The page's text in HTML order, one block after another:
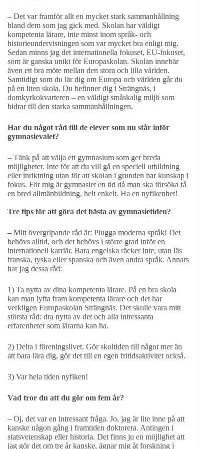
– Det var framför allt en mycket stark sammanhållning
bland dem som jag gick med. Skolan har väldigt
kompetenta lärare, inte minst inom språk- och
historieundervisningen som var mycket bra enligt mig.
Sedan minns jag det internationella fokuset, EU-fokuset,
som är ganska unikt för Europaskolan. Skolan innebär
även ett bra möte mellan den stora och lilla världen.
Samtidigt som du lär dig om Europa och världen går du
på en liten skola. Du befinner dig i Strängnäs, i
domkyrkokvarteren – en väldigt småskalig miljö som
bidrar till den starka sammanhållningen.
Har du något råd till de elever som nu står inför
gymnasievalet?
– Tänk på att välja ett gymnasium som ger breda
möjligheter. Inte för att du vill gå en speciell utbildning
eller inriktning utan för att skolan i grunden har kunskap i
fokus. För mig är gymnasiet en tid då man ska försöka få
en bred allmänbildning, helt enkelt. Ha en nyfikenhet!
Tre tips för att göra det bästa av gymnasietiden?
– Mitt övergripande råd är: Plugga moderna språk! Det
behövs alltid, och det behövs i större grad inför en
internationell karriär. Bara engelska räcker inte, utan läs
franska, tyska eller spanska och även andra språk. Annars
har jag dessa råd:
1) Ta nytta av dina kompetenta lärare. På en bra skola
kan man lyfta fram kompetenta lärare och det har
verkligen Europaskolan Strängnäs. Det skulle vara mitt
största råd: dra nytta av det och alla intressanta
erfarenheter som lärarna kan ha.
2) Delta i föreningslivet. Gör skoltiden till något mer än
att bara lära dig, gör det till en egen fritidsaktivitet också.
3) Var hela tiden nyfiken!
Vad tror du att du gör om fem år?
– Oj, det var en intressant fråga. Jo, jag är lite inne på att
kanske någon gång i framtiden doktorera. Antingen i
statsvetenskap eller historia. Det finns ju en möjlighet att
jag gör det om tre år kanske, ägnar mig åt forskning i